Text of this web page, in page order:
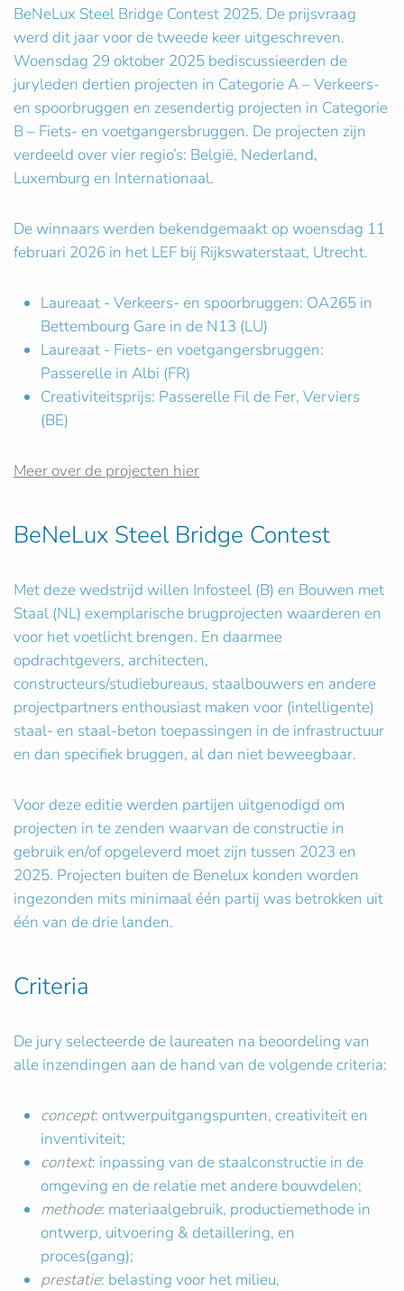
BeNeLux Steel Bridge Contest 2025. De prijsvraag
werd dit jaar voor de tweede keer uitgeschreven.
Woensdag 29 oktober 2025 bediscussieerden de
juryleden dertien projecten in Categorie A – Verkeers-
en spoorbruggen en zesendertig projecten in Categorie
B – Fiets- en voetgangersbruggen. De projecten zijn
verdeeld over vier regio’s: België, Nederland,
Luxemburg en Internationaal.
De winnaars werden bekendgemaakt op woensdag 11
februari 2026 in het LEF bij Rijkswaterstaat, Utrecht.
Laureaat - Verkeers- en spoorbruggen: OA265 in
Bettembourg Gare in de N13 (LU)
Laureaat - Fiets- en voetgangersbruggen:
Passerelle in Albi (FR)
Creativiteitsprijs: Passerelle Fil de Fer, Verviers
(BE)
Meer over de projecten hier
BeNeLux Steel Bridge Contest
Met deze wedstrijd willen Infosteel (B) en Bouwen met
Staal (NL) exemplarische brugprojecten waarderen en
voor het voetlicht brengen. En daarmee
opdrachtgevers, architecten,
constructeurs/studiebureaus, staalbouwers en andere
projectpartners enthousiast maken voor (intelligente)
staal- en staal-beton toepassingen in de infrastructuur
en dan specifiek bruggen, al dan niet beweegbaar.
Voor deze editie werden partijen uitgenodigd om
projecten in te zenden waarvan de constructie in
gebruik en/of opgeleverd moet zijn tussen 2023 en
2025. Projecten buiten de Benelux konden worden
ingezonden mits minimaal één partij was betrokken uit
één van de drie landen.
Criteria
De jury selecteerde de laureaten na beoordeling van
alle inzendingen aan de hand van de volgende criteria:
concept: ontwerpuitgangspunten, creativiteit en
inventiviteit;
context: inpassing van de staalconstructie in de
omgeving en de relatie met andere bouwdelen;
methode: materiaalgebruik, productiemethode in
ontwerp, uitvoering & detaillering, en
proces(gang);
prestatie: belasting voor het milieu,